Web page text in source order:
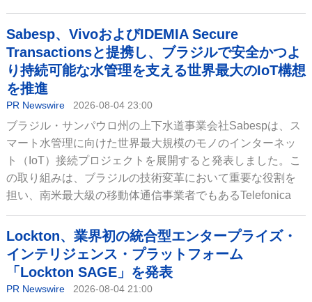
Sabesp、VivoおよびIDEMIA Secure
Transactionsと提携し、ブラジルで安全かつよ
り持続可能な水管理を支える世界最大のIoT構想
を推進
PR Newswire 2026-08-04 23:00
ブラジル・サンパウロ州の上下水道事業会社Sabespは、ス
マート水管理に向けた世界最大規模のモノのインターネッ
ト（IoT）接続プロジェクトを展開すると発表しました。こ
の取り組みは、ブラジルの技術変革において重要な役割を
担い、南米最大級の移動体通信事業者でもあるTelefonica
Lockton、業界初の統合型エンタープライズ・
インテリジェンス・プラットフォーム
「Lockton SAGE」を発表
PR Newswire 2026-08-04 21:00